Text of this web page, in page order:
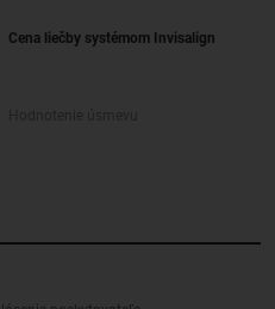
Cena liečby systémom Invisalign